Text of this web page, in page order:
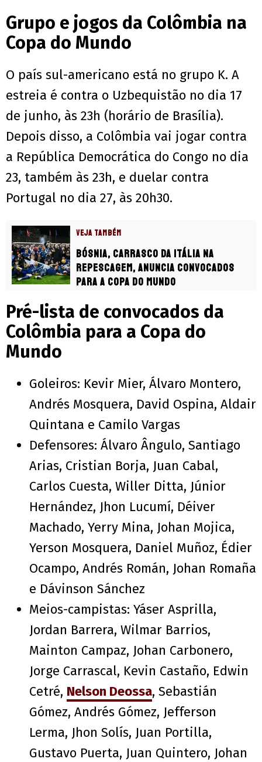
Grupo e jogos da Colômbia na
Copa do Mundo
O país sul-americano está no grupo K. A
estreia é contra o Uzbequistão no dia 17
de junho, às 23h (horário de Brasília).
Depois disso, a Colômbia vai jogar contra
a República Democrática do Congo no dia
23, também às 23h, e duelar contra
Portugal no dia 27, às 20h30.
VEJA TAMBÉM
Bósnia, carrasco da Itália na
repescagem, anuncia convocados
para a Copa do Mundo
Pré-lista de convocados da
Colômbia para a Copa do
Mundo
Goleiros: Kevir Mier, Álvaro Montero,
Andrés Mosquera, David Ospina, Aldair
Quintana e Camilo Vargas
Defensores: Álvaro Ângulo, Santiago
Arias, Cristian Borja, Juan Cabal,
Carlos Cuesta, Willer Ditta, Júnior
Hernández, Jhon Lucumí, Déiver
Machado, Yerry Mina, Johan Mojica,
Yerson Mosquera, Daniel Muñoz, Édier
Ocampo, Andrés Román, Johan Romaña
e Dávinson Sánchez
Meios-campistas: Yáser Asprilla,
Jordan Barrera, Wilmar Barrios,
Mainton Campaz, Johan Carbonero,
Jorge Carrascal, Kevin Castaño, Edwin
Cetré, Nelson Deossa, Sebastián
Gómez, Andrés Gómez, Jefferson
Lerma, Jhon Solís, Juan Portilla,
Gustavo Puerta, Juan Quintero, Johan